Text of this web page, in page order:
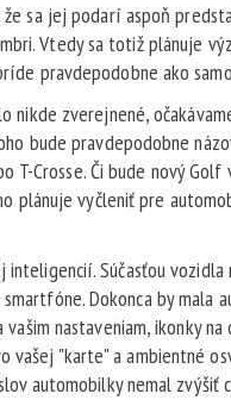
sa jej podarí aspoň
Vtedy sa totiž plánuje
pravdepodobne ako
zverejnené,
bude pravdepodobne
T-Crosse. Či bude nový
plánuje vyčleniť pre
Súčasťou
Dokonca by mala
nastaveniam, ikonky na
vašej "karte" a ambientné
automobilky nemal zvýšiť